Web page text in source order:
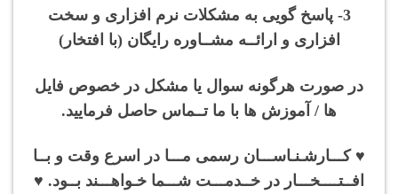
3- پاسخ گویی به مشکلات نرم افزاری و سخت
افزاری و ارائــه مشــاوره رایگان (با افتخار)
در صورت هرگونه سوال یا مشکل در خصوص فایل
ها / آموزش ها با ما تــماس حاصل فرمایید.
♥ کـــارشـنـاســـان رسمی مـــا در اسرع وقت و بــا
افــتــــخـــار در خــدمـــت شـــما خـواهـــند بــود. ♥